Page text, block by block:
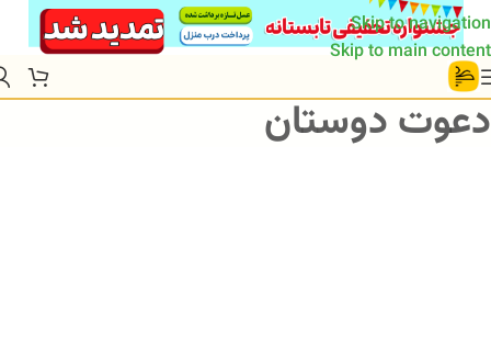
Skip to navigation
Skip to main content
دعوت دوستان